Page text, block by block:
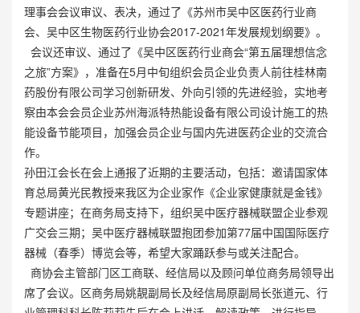
理事会会议审议、表决，通过了《苏州市吴中区医药行业商
会、吴中区生物医药行业协会2017-2021年发展规划纲要》。
会议还审议、通过了《吴中区医药行业商会“第五届理想信念
之旅”方案》，准备在5月中旬组织会员企业负责人前往桂林南
药股份有限公司学习创新研发、外向引领的先进经验，实地考
察由本会会员企业苏州海派特热能设备有限公司设计施工的热
能设备节能项目，加强会员企业与国内先进医药企业的交流合
作。
孙田江会长在会上通报了近期的主要活动，包括：邀请国家体
育总局黄光民教授来我区为企业家作《企业家健康就是金钱》
专题讲座；在商务局支持下，组织吴中医疗器械联盟企业参观
广交会三期；吴中医疗器械联盟抱团参加第77届中国国际医疗
器械（春季）博览会等，希望大家踊跃参与或关注配合。
商协会主管部门区工商联、经信局以及顾问单位商务局领导出
席了会议。区商务局姚靚副局长及经信局原副局长张道元、行